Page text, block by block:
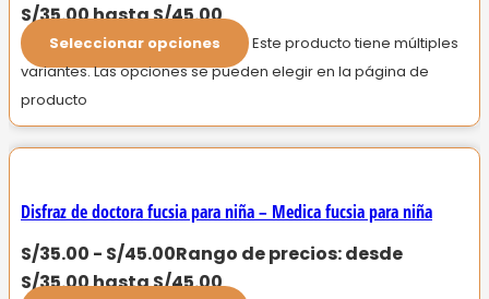
S/35.00 hasta S/45.00
Seleccionar opciones
Este producto tiene múltiples
variantes. Las opciones se pueden elegir en la página de
producto
Disfraz de doctora fucsia para niña – Medica fucsia para niña
S/35.00 - S/45.00Rango de precios: desde
S/35.00 hasta S/45.00